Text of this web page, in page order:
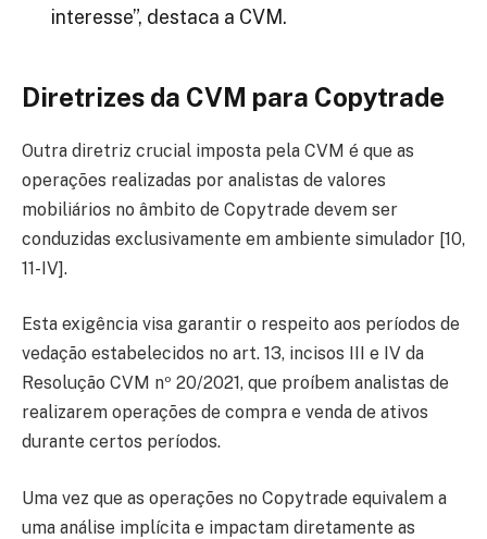
interesse”, destaca a CVM.
Diretrizes da CVM para Copytrade
Outra diretriz crucial imposta pela CVM é que as
operações realizadas por analistas de valores
mobiliários no âmbito de Copytrade devem ser
conduzidas exclusivamente em ambiente simulador [10,
11-IV].
Esta exigência visa garantir o respeito aos períodos de
vedação estabelecidos no art. 13, incisos III e IV da
Resolução CVM nº 20/2021, que proíbem analistas de
realizarem operações de compra e venda de ativos
durante certos períodos.
Uma vez que as operações no Copytrade equivalem a
uma análise implícita e impactam diretamente as